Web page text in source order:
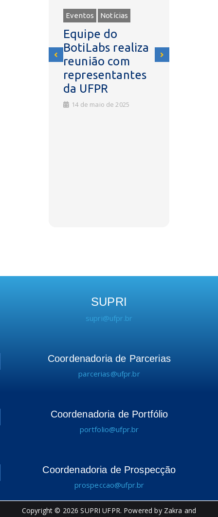
Eventos Notícias
Equipe do
BotiLabs realiza
reunião com
representantes
da UFPR
14 de maio de 2025
SUPRI
supri@ufpr.br
Coordenadoria de Parcerias
parcerias@ufpr.br
Coordenadoria de Portfólio
portfolio@ufpr.br
Coordenadoria de Prospecção
prospeccao@ufpr.br
Copyright © 2026SUPRI UFPR. Powered by Zakra and